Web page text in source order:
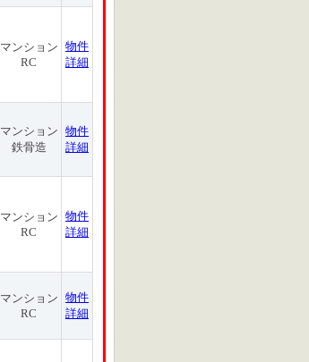
マンション
RC
物件
詳細
マンション
鉄骨造
物件
詳細
マンション
RC
物件
詳細
マンション
RC
物件
詳細